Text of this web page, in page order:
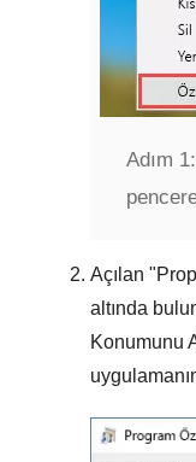
Adım 1:
Açılan "
altında
Konumunu